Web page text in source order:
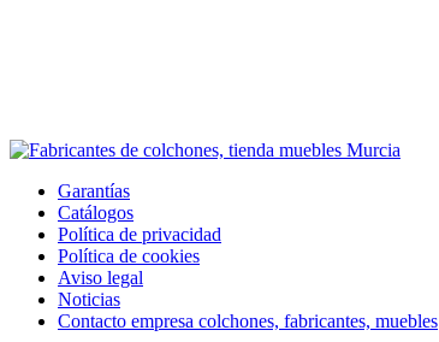
Garantías
Catálogos
Política de privacidad
Política de cookies
Aviso legal
Noticias
Contacto empresa colchones, fabricantes, muebles